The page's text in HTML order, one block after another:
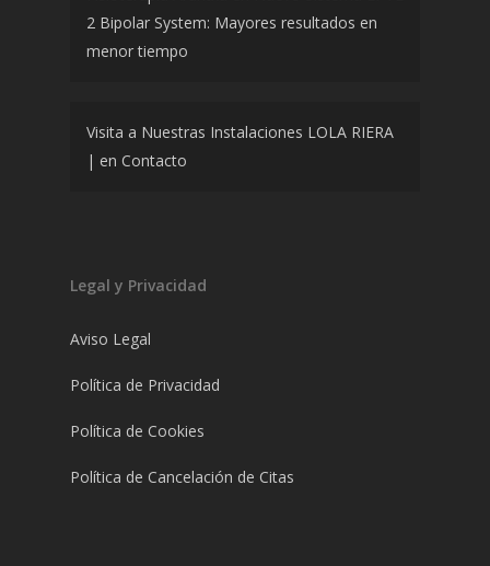
2 Bipolar System: Mayores resultados en
menor tiempo
Visita a Nuestras Instalaciones LOLA RIERA
| en Contacto
Legal y Privacidad
Aviso Legal
Política de Privacidad
Política de Cookies
Política de Cancelación de Citas